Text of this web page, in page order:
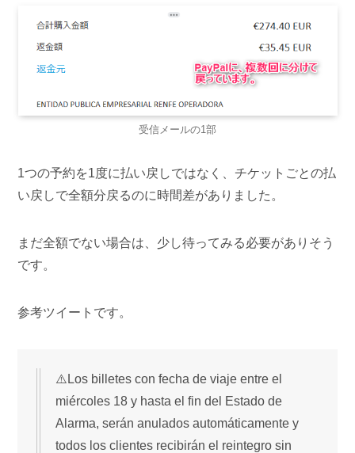
受信メールの1部
1つの予約を1度に払い戻しではなく、チケットごとの払
い戻しで全額分戻るのに時間差がありました。
まだ全額でない場合は、少し待ってみる必要がありそう
です。
参考ツイートです。
⚠️Los billetes con fecha de viaje entre el
miércoles 18 y hasta el fin del Estado de
Alarma, serán anulados automáticamente y
todos los clientes recibirán el reintegro sin